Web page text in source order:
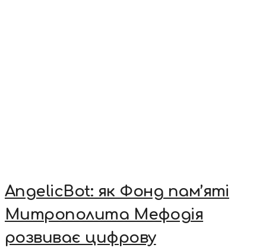
AngelicBot: як Фонд пам’яті
Митрополита Мефодія
розвиває цифрову